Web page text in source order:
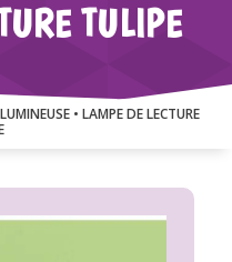
TULIPE
• LAMPE DE LECTURE